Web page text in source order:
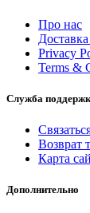
Про нас
Privacy
Terms &
Служба
Возврат
Карта
Дополнительно